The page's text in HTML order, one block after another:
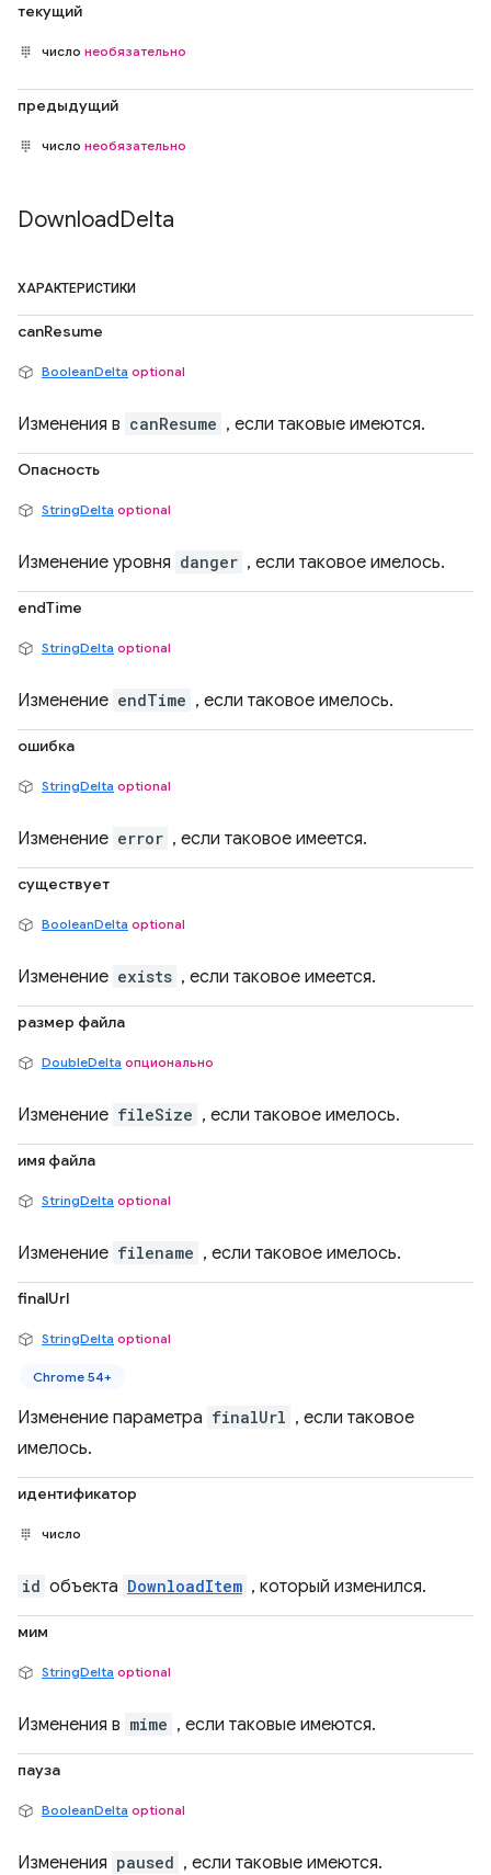
текущий
число необязательно
предыдущий
число необязательно
DownloadDelta
ХАРАКТЕРИСТИКИ
canResume
BooleanDelta optional
Изменения в canResume , если таковые имеются.
Опасность
StringDelta optional
Изменение уровня danger , если таковое имелось.
endTime
StringDelta optional
Изменение endTime , если таковое имелось.
ошибка
StringDelta optional
Изменение error , если таковое имеется.
существует
BooleanDelta optional
Изменение exists , если таковое имеется.
размер файла
DoubleDelta опционально
Изменение fileSize , если таковое имелось.
имя файла
StringDelta optional
Изменение filename , если таковое имелось.
finalUrl
StringDelta optional
Chrome 54+
Изменение параметра finalUrl , если таковое
имелось.
идентификатор
число
id объекта DownloadItem , который изменился.
мим
StringDelta optional
Изменения в mime , если таковые имеются.
пауза
BooleanDelta optional
Изменения paused , если таковые имеются.